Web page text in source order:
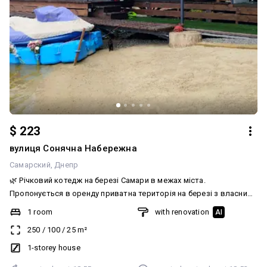
$ 223
вулиця Сонячна Набережна
Самарский Днепр
🌿 Річковий котедж на березі Самари в межах міста.
Пропонується в оренду приватна територія на березі з власним
пляжем та мальовничою затокою. Перевага локації — чиста
вода, зручний захід у воду, свій пляж. Тут немає міського шуму,
натомість є відчуття справжнього заміського відпочинку, не
залишаючи Дніпра. Територія • повністю закрита приватна
1 room
250 / 100/25m²
1-storey house
with renovation AI